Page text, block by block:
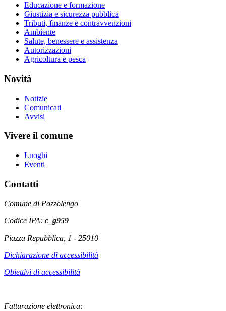
Educazione e formazione
Giustizia e sicurezza pubblica
Tributi, finanze e contravvenzioni
Ambiente
Salute, benessere e assistenza
Autorizzazioni
Agricoltura e pesca
Novità
Notizie
Comunicati
Avvisi
Vivere il comune
Luoghi
Eventi
Contatti
Comune di Pozzolengo
Codice IPA: c_g959
Piazza Repubblica, 1 - 25010
Dichiarazione di accessibilità
Obiettivi di accessibilità
Fatturazione elettronica: